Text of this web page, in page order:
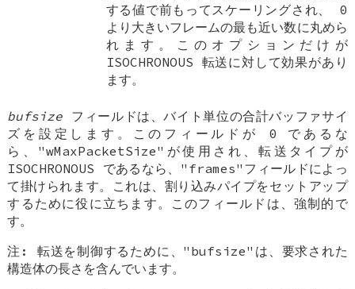
する値で前もってスケーリングされ、 0
より大きいフレームの最も近い数に丸めら
れます。このオプションだけが
ISOCHRONOUS 転送に対して効果があり
ます。
bufsize フィールドは、バイト単位の合計バッファサイ
ズを設定します。このフィールドが 0 であるな
ら、"wMaxPacketSize"が使用され、転送タイプが
ISOCHRONOUS であるなら、"frames"フィールドによっ
て掛けられます。これは、割り込みパイプをセットアップ
するために役に立ちます。このフィールドは、強制的で
す。
注: 転送を制御するために、"bufsize"は、要求された
構造体の長さを含んでいます。